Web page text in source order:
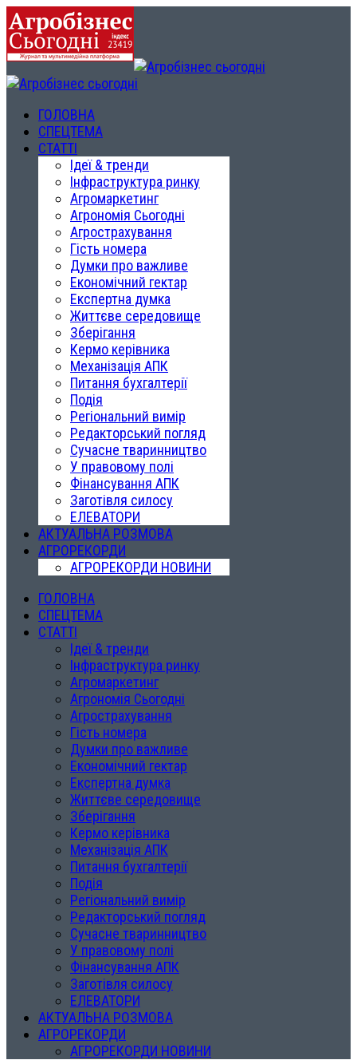
ГОЛОВНА
СПЕЦТЕМА
СТАТТІ
Ідеї & тренди
Інфраструктура ринку
Агромаркетинг
Агрономія Сьогодні
Агрострахування
Гість номера
Думки про важливе
Економічний гектар
Експертна думка
Життєве середовище
Зберігання
Кермо керівника
Механізація АПК
Питання бухгалтерії
Подія
Регіональний вимір
Редакторський погляд
Сучасне тваринництво
У правовому полі
Фінансування АПК
Заготівля силосу
ЕЛЕВАТОРИ
АКТУАЛЬНА РОЗМОВА
АГРОРЕКОРДИ
АГРОРЕКОРДИ НОВИНИ
ГОЛОВНА
СПЕЦТЕМА
СТАТТІ
Ідеї & тренди
Інфраструктура ринку
Агромаркетинг
Агрономія Сьогодні
Агрострахування
Гість номера
Думки про важливе
Економічний гектар
Експертна думка
Життєве середовище
Зберігання
Кермо керівника
Механізація АПК
Питання бухгалтерії
Подія
Регіональний вимір
Редакторський погляд
Сучасне тваринництво
У правовому полі
Фінансування АПК
Заготівля силосу
ЕЛЕВАТОРИ
АКТУАЛЬНА РОЗМОВА
АГРОРЕКОРДИ
АГРОРЕКОРДИ НОВИНИ